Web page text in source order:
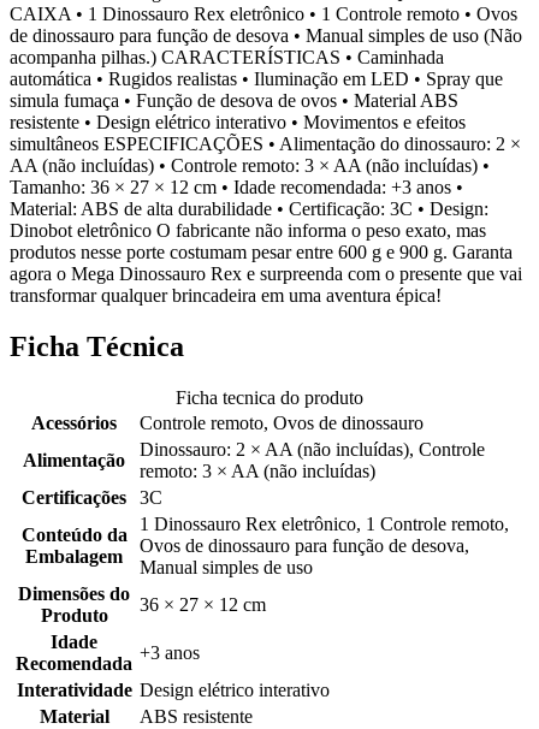
CAIXA • 1 Dinossauro Rex eletrônico • 1 Controle remoto • Ovos
de dinossauro para função de desova • Manual simples de uso (Não
acompanha pilhas.) CARACTERÍSTICAS • Caminhada
automática • Rugidos realistas • Iluminação em LED • Spray que
simula fumaça • Função de desova de ovos • Material ABS
resistente • Design elétrico interativo • Movimentos e efeitos
simultâneos ESPECIFICAÇÕES • Alimentação do dinossauro: 2 ×
AA (não incluídas) • Controle remoto: 3 × AA (não incluídas) •
Tamanho: 36 × 27 × 12 cm • Idade recomendada: +3 anos •
Material: ABS de alta durabilidade • Certificação: 3C • Design:
Dinobot eletrônico O fabricante não informa o peso exato, mas
produtos nesse porte costumam pesar entre 600 g e 900 g. Garanta
agora o Mega Dinossauro Rex e surpreenda com o presente que vai
transformar qualquer brincadeira em uma aventura épica!
Ficha Técnica
Ficha tecnica do produto
Acessórios
Controle remoto, Ovos de dinossauro
Alimentação
Dinossauro: 2 × AA (não incluídas), Controle
remoto: 3 × AA (não incluídas)
Certificações
3C
Conteúdo da
Embalagem
1 Dinossauro Rex eletrônico, 1 Controle remoto,
Ovos de dinossauro para função de desova,
Manual simples de uso
Dimensões do
Produto
36 × 27 × 12 cm
Idade
Recomendada
+3 anos
Interatividade Design elétrico interativo
Material
ABS resistente